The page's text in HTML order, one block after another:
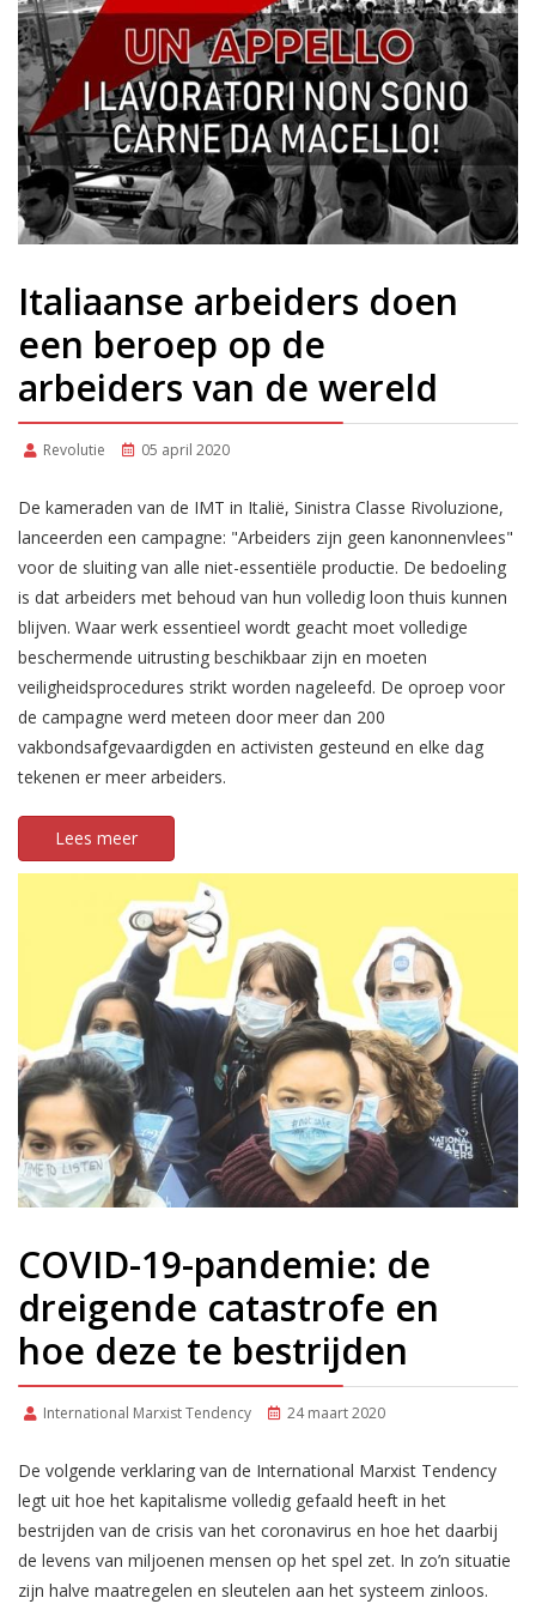
Italiaanse arbeiders doen
een beroep op de
arbeiders van de wereld
Revolutie 05 april 2020
De kameraden van de IMT in Italië, Sinistra Classe Rivoluzione,
lanceerden een campagne: "Arbeiders zijn geen kanonnenvlees"
voor de sluiting van alle niet-essentiële productie. De bedoeling
is dat arbeiders met behoud van hun volledig loon thuis kunnen
blijven. Waar werk essentieel wordt geacht moet volledige
beschermende uitrusting beschikbaar zijn en moeten
veiligheidsprocedures strikt worden nageleefd. De oproep voor
de campagne werd meteen door meer dan 200
vakbondsafgevaardigden en activisten gesteund en elke dag
tekenen er meer arbeiders.
Lees meer
COVID-19-pandemie: de
dreigende catastrofe en
hoe deze te bestrijden
International Marxist Tendency 24 maart 2020
De volgende verklaring van de International Marxist Tendency
legt uit hoe het kapitalisme volledig gefaald heeft in het
bestrijden van de crisis van het coronavirus en hoe het daarbij
de levens van miljoenen mensen op het spel zet. In zo’n situatie
zijn halve maatregelen en sleutelen aan het systeem zinloos.